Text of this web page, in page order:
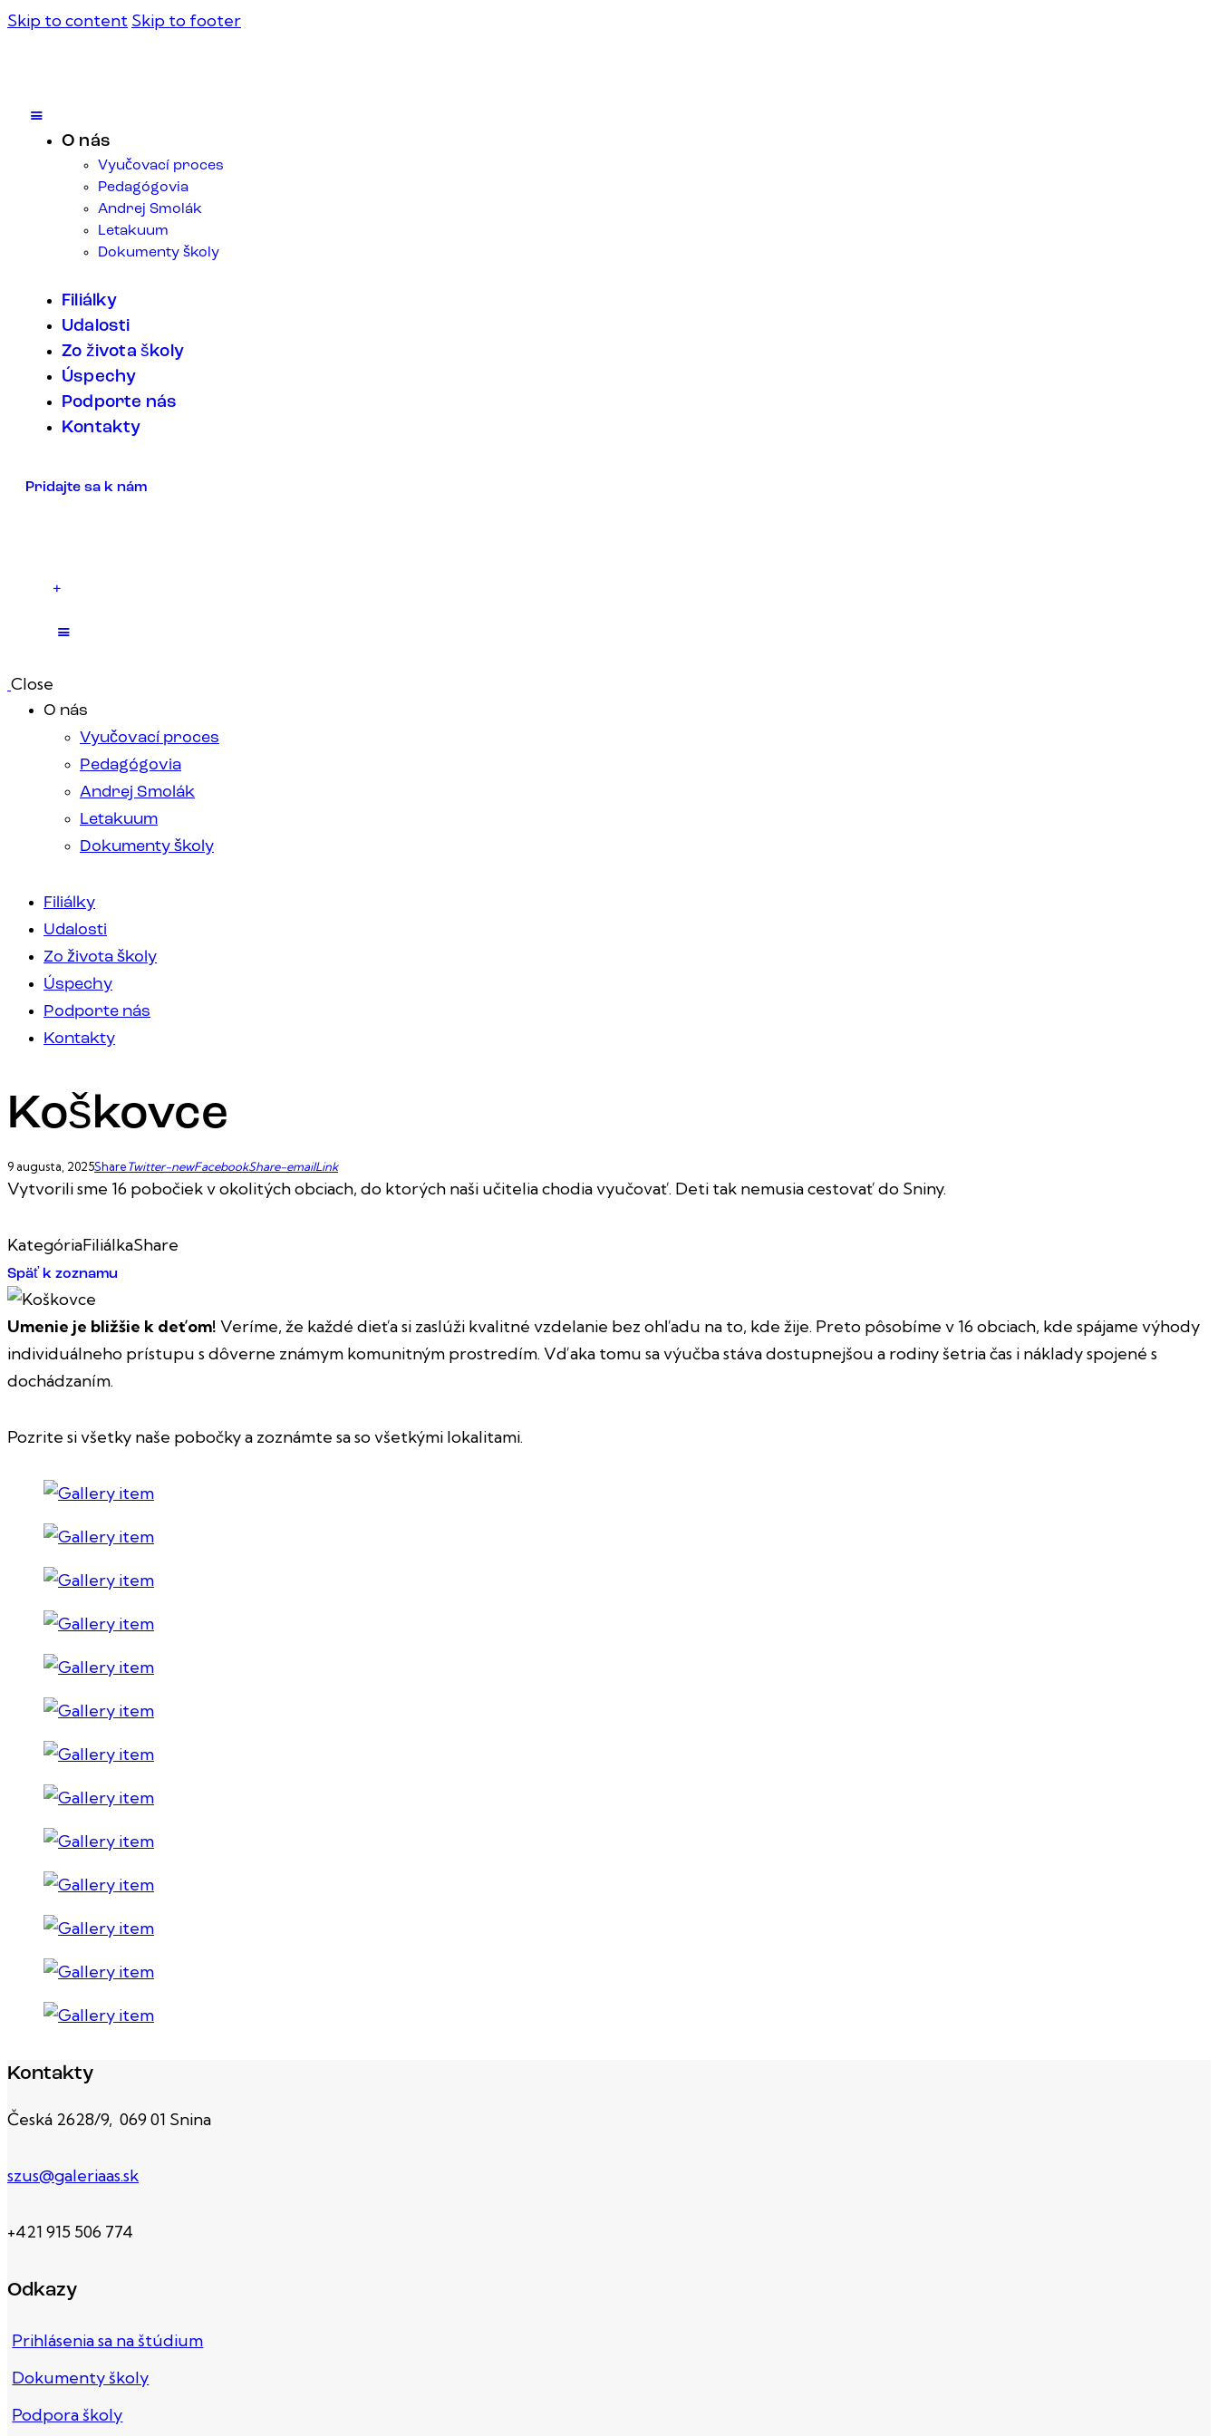
Skip to content Skip to footer
O nás
Vyučovací proces
Pedagógovia
Andrej Smolák
Letakuum
Dokumenty školy
Filiálky
Udalosti
Zo života školy
Úspechy
Podporte nás
Kontakty
Pridajte sa k nám
+
Close
O nás
Vyučovací proces
Pedagógovia
Andrej Smolák
Letakuum
Dokumenty školy
Filiálky
Udalosti
Zo života školy
Úspechy
Podporte nás
Kontakty
Koškovce
9 augusta, 2025ShareTwitter-newFacebookShare-emailLink
Vytvorili sme 16 pobočiek v okolitých obciach, do ktorých naši učitelia chodia vyučovať. Deti tak nemusia cestovať do Sniny.
KategóriaFiliálkaShare
Späť k zoznamu
Umenie je bližšie k deťom! Veríme, že každé dieťa si zaslúži kvalitné vzdelanie bez ohľadu na to, kde žije. Preto pôsobíme v 16 obciach, kde spájame výhody
individuálneho prístupu s dôverne známym komunitným prostredím. Vďaka tomu sa výučba stáva dostupnejšou a rodiny šetria čas i náklady spojené s
dochádzaním.
Pozrite si všetky naše pobočky a zoznámte sa so všetkými lokalitami.
Kontakty
Česká 2628/9, 069 01 Snina
szus@galeriaas.sk
+421 915 506 774
Odkazy
Prihlásenia sa na štúdium
Dokumenty školy
Podpora školy